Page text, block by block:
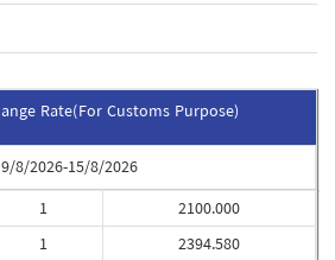
Rate(For Customs Purpose)
9/8/2026-15/8/2026
1
1
2100.000
2394.580